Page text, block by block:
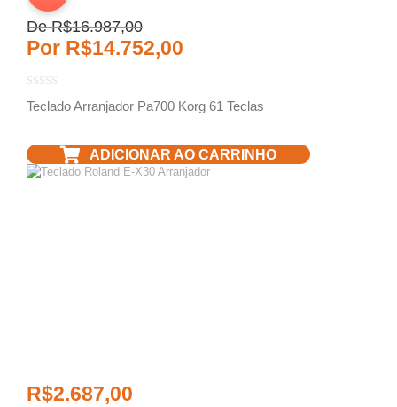
DeR$16.987,00
Por R$14.752,00
Teclado Arranjador Pa700 Korg 61 Teclas
ADICIONAR AO CARRINHO
R$2.687,00